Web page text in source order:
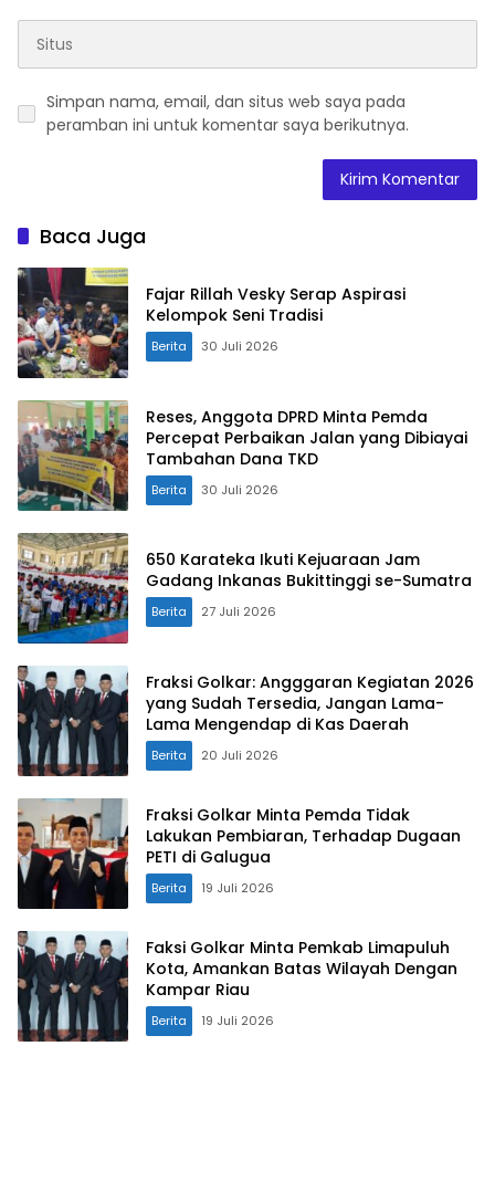
Simpan nama, email, dan situs web saya pada
peramban ini untuk komentar saya berikutnya.
Baca Juga
Fajar Rillah Vesky Serap Aspirasi
Kelompok Seni Tradisi
Berita 30 Juli 2026
Reses, Anggota DPRD Minta Pemda
Percepat Perbaikan Jalan yang Dibiayai
Tambahan Dana TKD
Berita 30 Juli 2026
650 Karateka Ikuti Kejuaraan Jam
Gadang Inkanas Bukittinggi se-Sumatra
Berita 27 Juli 2026
Fraksi Golkar: Angggaran Kegiatan 2026
yang Sudah Tersedia, Jangan Lama-
Lama Mengendap di Kas Daerah
Berita 20 Juli 2026
Fraksi Golkar Minta Pemda Tidak
Lakukan Pembiaran, Terhadap Dugaan
PETI di Galugua
Berita 19 Juli 2026
Faksi Golkar Minta Pemkab Limapuluh
Kota, Amankan Batas Wilayah Dengan
Kampar Riau
Berita 19 Juli 2026